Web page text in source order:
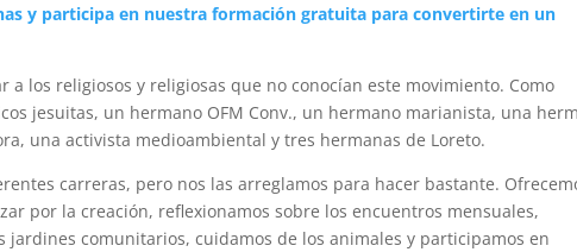
y participa en nuestra formación gratuita para convertirte en un
los religiosos y religiosas que no conocían este movimiento. Como
jesuitas, un hermano OFM Conv., un hermano marianista, una
una activista medioambiental y tres hermanas de Loreto.
carreras, pero nos las arreglamos para hacer bastante.
por la creación, reflexionamos sobre los encuentros mensuales,
jardines comunitarios, cuidamos de los animales y participamos en